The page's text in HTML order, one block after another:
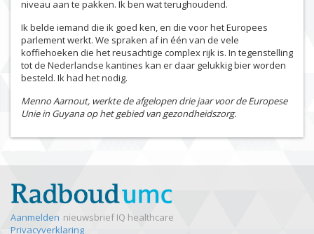
niveau aan te pakken. Ik ben wat terughoudend.
Ik belde iemand die ik goed ken, en die voor het Europees
parlement werkt. We spraken af in één van de vele
koffiehoeken die het reusachtige complex rijk is. In tegenstelling
tot de Nederlandse kantines kan er daar gelukkig bier worden
besteld. Ik had het nodig.
Menno Aarnout, werkte de afgelopen drie jaar voor de Europese
Unie in Guyana op het gebied van gezondheidszorg.
Aanmelden nieuwsbrief IQ healthcare
Privacyverklaring